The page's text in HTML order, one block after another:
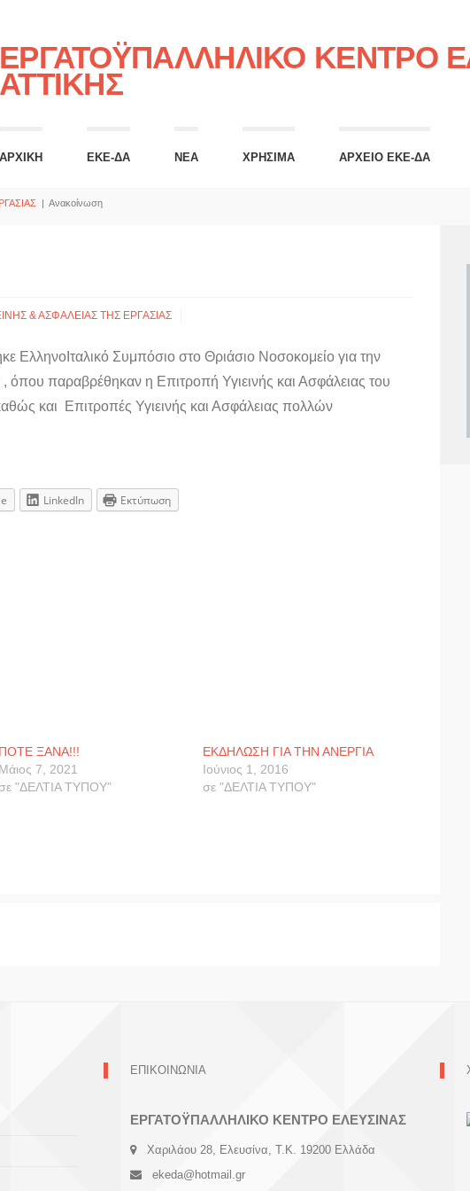
ΕΡΓΑΤΟΫΠΑΛΛΗΛΙΚΟ ΚΕΝΤΡΟ
ΑΤΤΙΚΗΣ
ΑΡΧΙΚΗ ΕΚΕ-ΔΑ ΝΕΑ ΧΡΗΣΙΜΑ ΑΡΧΕΙΟ ΕΚΕ-ΔΑ
| Ανακοίνωση
& ΑΣΦΑΛΕΙΑΣ ΤΗΣ ΕΡΓΑΣΙΑΣ
ΕλληνοΙταλικό Συμπόσιο στο Θριάσιο Νοσοκομείο για την
όπου παραβρέθηκαν η Επιτροπή Υγιεινής και Ασφάλειας του
και Επιτροπές Υγιεινής και Ασφάλειας πολλών
LinkedIn Εκτύπωση
ΠΟΤΕ ΞΑΝΑ!!!
Μάιος 7, 2021
"ΔΕΛΤΙΑ ΤΥΠΟΥ"
ΕΚΔΗΛΩΣΗ ΓΙΑ ΤΗΝ ΑΝΕΡΓΙΑ
Ιούνιος 1, 2016
σε "ΔΕΛΤΙΑ ΤΥΠΟΥ"
ΕΠΙΚΟΙΝΩΝΙΑ
ΕΡΓΑΤΟΫΠΑΛΛΗΛΙΚΟ ΚΕΝΤΡΟ ΕΛΕΥΣΙΝΑΣ
Χαριλάου 28, Ελευσίνα, Τ.Κ. 19200 Ελλάδα
ekeda@hotmail.gr